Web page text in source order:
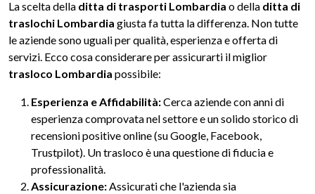
La scelta della ditta di trasporti Lombardia o della ditta di
traslochi Lombardia giusta fa tutta la differenza. Non tutte
le aziende sono uguali per qualità, esperienza e offerta di
servizi. Ecco cosa considerare per assicurarti il miglior
trasloco Lombardia possibile:
Esperienza e Affidabilità:Cerca aziende con anni di
esperienza comprovata nel settore e un solido storico di
recensioni positive online (su Google, Facebook,
Trustpilot). Un trasloco è una questione di fiducia e
professionalità.
Assicurazione:Assicurati che l'azienda sia